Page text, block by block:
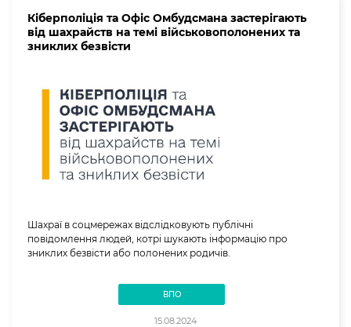
Кіберполіція та Офіс Омбудсмана застерігають
від шахрайств на темі військовополонених та
зниклих безвісти
Шахраї в соцмережах відслідковують публічні
повідомлення людей, котрі шукають інформацію про
зниклих безвісти або полонених родичів.
ВПО
15.08.2024